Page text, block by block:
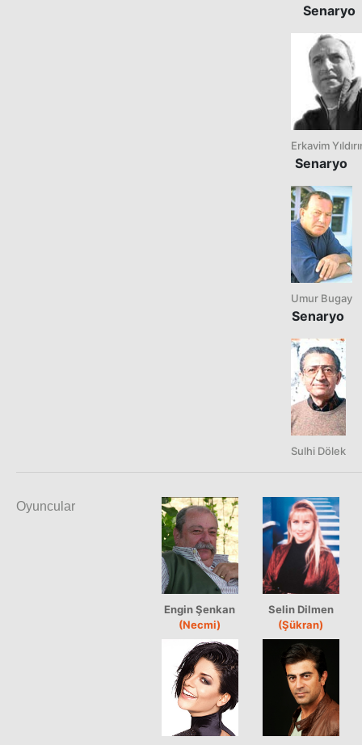
Senaryo
Erkavim
Senaryo
Umur Bugay
Senaryo
Sulhi Dölek
Oyuncular
Engin Şenkan
(Necmi)
Selin Dilmen
(Şükran)